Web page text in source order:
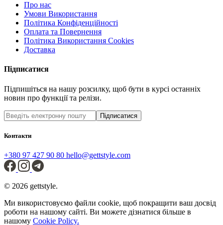
Про нас
Умови Використання
Політика Конфіденційності
Оплата та Повернення
Політика Використання Cookies
Доставка
Підписатися
Підпишіться на нашу розсилку, щоб бути в курсі останніх
новин про функції та релізи.
Підписатися
Контакти
+380 97 427 90 80 hello@gettstyle.com
© 2026 gettstyle.
Ми використовуємо файли cookie, щоб покращити ваш досвід
роботи на нашому сайті. Ви можете дізнатися більше в
нашому Cookie Policy.